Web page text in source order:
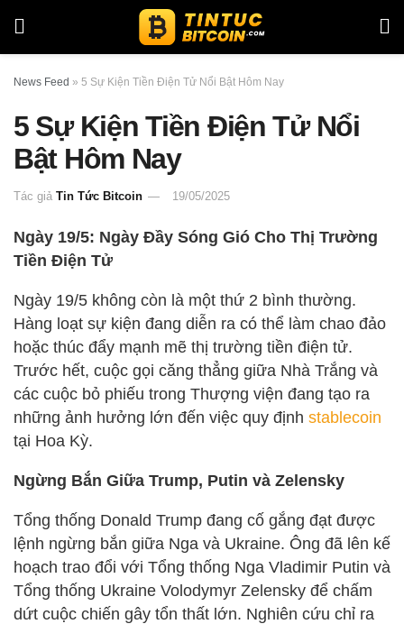
News Feed » 5 Sự Kiện Tiền Điện Tử Nổi Bật Hôm Nay
5 Sự Kiện Tiền Điện Tử Nổi
Bật Hôm Nay
Tác giả Tin Tức Bitcoin 19/05/2025
Ngày 19/5: Ngày Đầy Sóng Gió Cho Thị Trường
Tiền Điện Tử
Ngày 19/5 không còn là một thứ 2 bình thường.
Hàng loạt sự kiện đang diễn ra có thể làm chao đảo
hoặc thúc đẩy mạnh mẽ thị trường tiền điện tử.
Trước hết, cuộc gọi căng thẳng giữa Nhà Trắng và
các cuộc bỏ phiếu trong Thượng viện đang tạo ra
những ảnh hưởng lớn đến việc quy định stablecoin
tại Hoa Kỳ.
Ngừng Bắn Giữa Trump, Putin và Zelensky
Tổng thống Donald Trump đang cố gắng đạt được
lệnh ngừng bắn giữa Nga và Ukraine. Ông đã lên kế
hoạch trao đổi với Tổng thống Nga Vladimir Putin và
Tổng thống Ukraine Volodymyr Zelensky để chấm
dứt cuộc chiến gây tổn thất lớn. Nghiên cứu chỉ ra